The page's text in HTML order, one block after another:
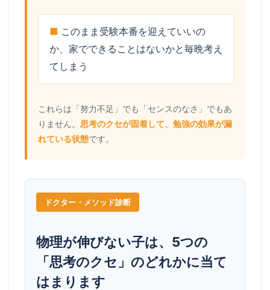
このまま受験本番を迎えていいの
か、家でできることはないかと毎晩考え
てしまう
これらは「努力不足」でも「センスのなさ」でもあ
りません。 思考のクセが固着して、勉強の効果が漏
れている状態です。
ドクター・メソッド診断
物理が伸びない子は、5つの
「思考のクセ」のどれかに当て
はまります